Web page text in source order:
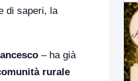
di saperi, la
– ha già
rurale